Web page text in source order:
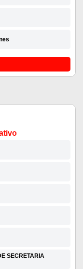
SECRETARIA